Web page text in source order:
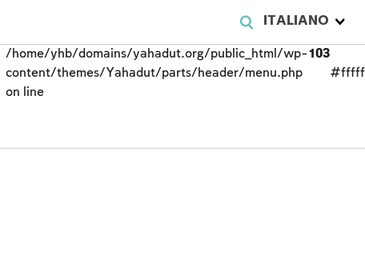
ITALIANO
/home/yhb/domains/yahadut.org/public_html/wp-
content/themes/Yahadut/parts/header/menu.php
on line
103